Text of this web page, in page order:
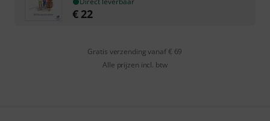
€ 22
Gratis verzending vanaf € 69
Alle prijzen incl. btw